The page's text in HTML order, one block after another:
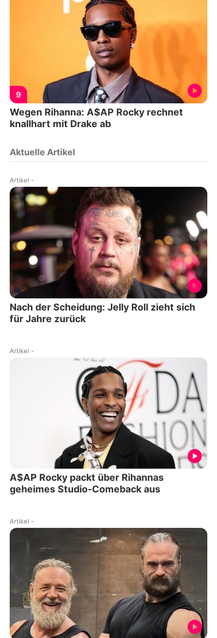
9
Wegen Rihanna: A$AP Rocky rechnet
knallhart mit Drake ab
Aktuelle Artikel
Artikel -
Nach der Scheidung: Jelly Roll zieht sich
für Jahre zurück
Artikel -
A$AP Rocky packt über Rihannas
geheimes Studio-Comeback aus
Artikel -